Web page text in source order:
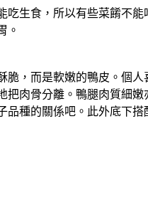
生食，所以有些菜餚不
。
，而是軟嫩的鴨皮。個
肉骨分離。鴨腿肉質細
種的關係吧。此外底下